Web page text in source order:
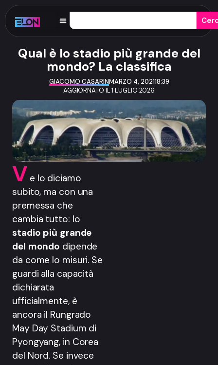
Qual è lo stadio più grande del
mondo? La classifica
GIACOMO CASARINMARZO 4, 202118:39
AGGIORNATO IL 1 LUGLIO 2026
V e lo diciamo
subito, ma con una
premessa che
cambia tutto: lo
stadio più grande
del mondo dipende
da come lo misuri. Se
guardi alla capacità
dichiarata
ufficialmente, è
ancora il Rungrado
May Day Stadium di
Pyongyang, in Corea
del Nord. Se invece